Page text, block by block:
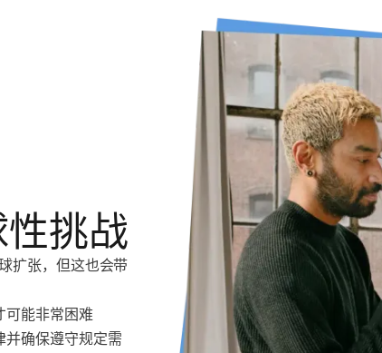
挑战
扩张，但这也会带
能非常困难
确保遵守规定需